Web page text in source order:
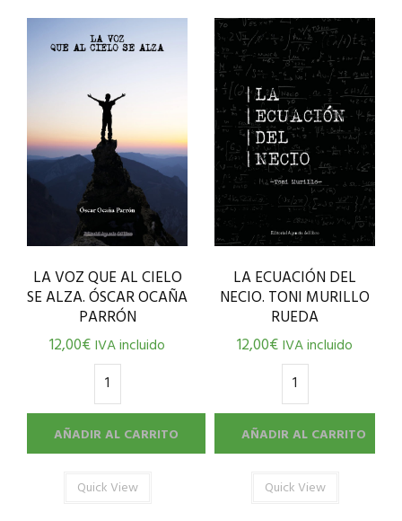
LA VOZ QUE AL CIELO
SE ALZA. ÓSCAR OCAÑA
PARRÓN
12,00€IVA incluido
AÑADIR AL CARRITO
Quick View
LA ECUACIÓN DEL
NECIO. TONI MURILLO
RUEDA
12,00€IVA incluido
AÑADIR AL CARRITO
Quick View